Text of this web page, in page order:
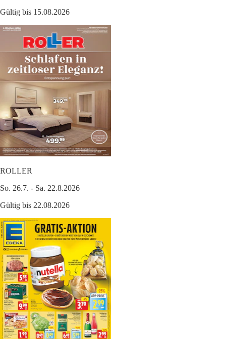
Gültig bis 15.08.2026
ROLLER
So. 26.7. - Sa. 22.8.2026
Gültig bis 22.08.2026